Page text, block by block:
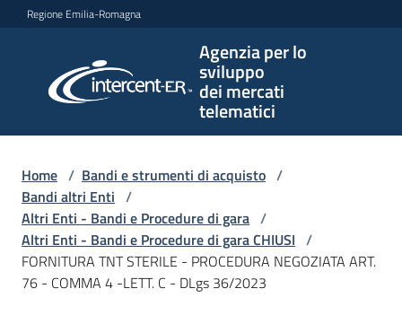
Vai al contenuto
Vai alla navigazione
Vai al footer
Regione Emilia-Romagna
Agenzia per lo
sviluppo
dei mercati
telematici
per lo
sviluppo
telematici
L'Agenzia
Home / Bandi e strumenti di acquisto /
Bandi altri Enti /
Altri Enti - Bandi e Procedure di gara /
Altri Enti - Bandi e Procedure di gara CHIUSI /
FORNITURA TNT STERILE - PROCEDURA NEGOZIATA ART.
76 - COMMA 4 -LETT. C - DLgs 36/2023